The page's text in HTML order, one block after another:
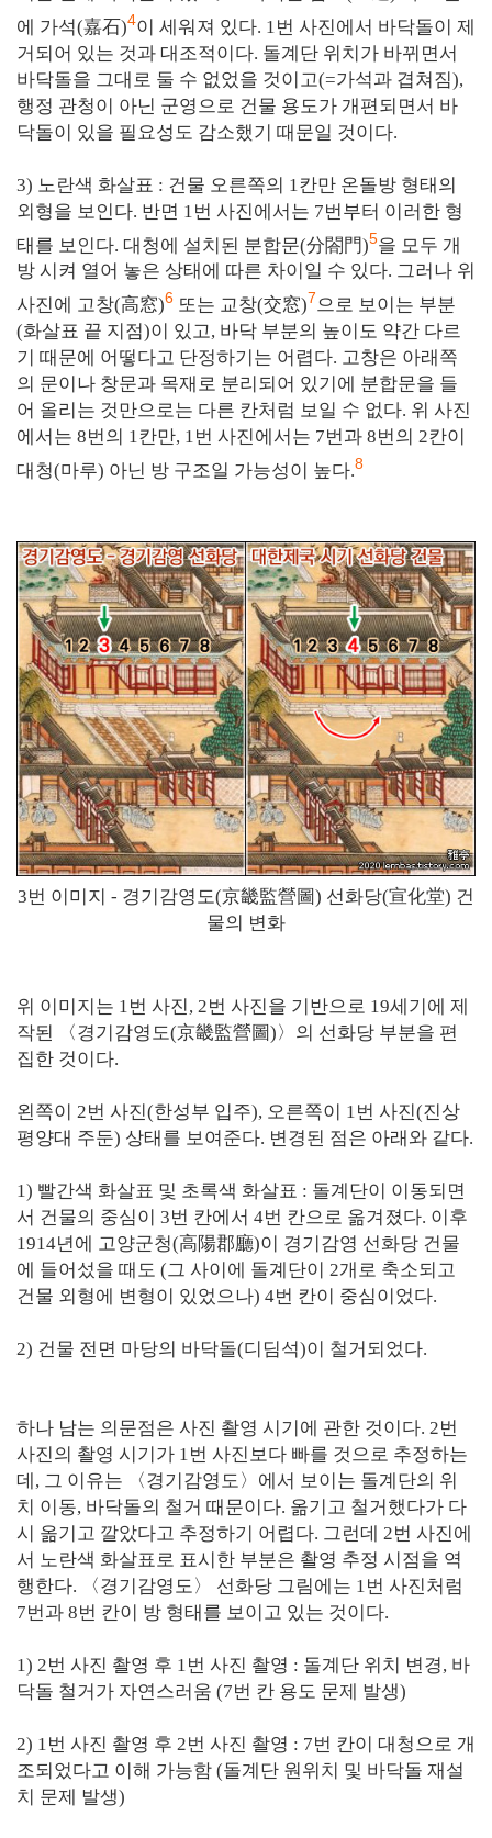
에 가석(嘉石)4이 세워져 있다. 1번 사진에서 바닥돌이 제
거되어 있는 것과 대조적이다. 돌계단 위치가 바뀌면서
바닥돌을 그대로 둘 수 없었을 것이고(=가석과 겹쳐짐),
행정 관청이 아닌 군영으로 건물 용도가 개편되면서 바
닥돌이 있을 필요성도 감소했기 때문일 것이다.
3) 노란색 화살표 : 건물 오른쪽의 1칸만 온돌방 형태의
외형을 보인다. 반면 1번 사진에서는 7번부터 이러한 형
태를 보인다. 대청에 설치된 분합문(分閤門)5을 모두 개
방 시켜 열어 놓은 상태에 따른 차이일 수 있다. 그러나 위
사진에 고창(高窓)6 또는 교창(交窓)7으로 보이는 부분
(화살표 끝 지점)이 있고, 바닥 부분의 높이도 약간 다르
기 때문에 어떻다고 단정하기는 어렵다. 고창은 아래쪽
의 문이나 창문과 목재로 분리되어 있기에 분합문을 들
어 올리는 것만으로는 다른 칸처럼 보일 수 없다. 위 사진
에서는 8번의 1칸만, 1번 사진에서는 7번과 8번의 2칸이
대청(마루) 아닌 방 구조일 가능성이 높다.8
3번 이미지 - 경기감영도(京畿監營圖) 선화당(宣化堂) 건
물의 변화
위 이미지는 1번 사진, 2번 사진을 기반으로 19세기에 제
작된 〈경기감영도(京畿監營圖)〉의 선화당 부분을 편
집한 것이다.
왼쪽이 2번 사진(한성부 입주), 오른쪽이 1번 사진(진상
평양대 주둔) 상태를 보여준다. 변경된 점은 아래와 같다.
1) 빨간색 화살표 및 초록색 화살표 : 돌계단이 이동되면
서 건물의 중심이 3번 칸에서 4번 칸으로 옮겨졌다. 이후
1914년에 고양군청(高陽郡廳)이 경기감영 선화당 건물
에 들어섰을 때도 (그 사이에 돌계단이 2개로 축소되고
건물 외형에 변형이 있었으나) 4번 칸이 중심이었다.
2) 건물 전면 마당의 바닥돌(디딤석)이 철거되었다.
하나 남는 의문점은 사진 촬영 시기에 관한 것이다. 2번
사진의 촬영 시기가 1번 사진보다 빠를 것으로 추정하는
데, 그 이유는 〈경기감영도〉에서 보이는 돌계단의 위
치 이동, 바닥돌의 철거 때문이다. 옮기고 철거했다가 다
시 옮기고 깔았다고 추정하기 어렵다. 그런데 2번 사진에
서 노란색 화살표로 표시한 부분은 촬영 추정 시점을 역
행한다. 〈경기감영도〉 선화당 그림에는 1번 사진처럼
7번과 8번 칸이 방 형태를 보이고 있는 것이다.
1) 2번 사진 촬영 후 1번 사진 촬영 : 돌계단 위치 변경, 바
닥돌 철거가 자연스러움 (7번 칸 용도 문제 발생)
2) 1번 사진 촬영 후 2번 사진 촬영 : 7번 칸이 대청으로 개
조되었다고 이해 가능함 (돌계단 원위치 및 바닥돌 재설
치 문제 발생)